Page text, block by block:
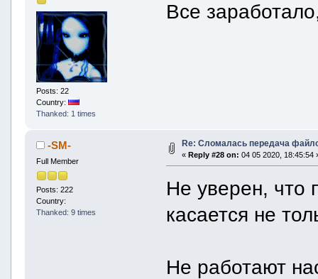
Posts: 22
Country:
Thanked: 1 times
Все
-SM-
Full Member
Posts: 222
Country:
Thanked: 9 times
Re: Сломалась передача
« Reply #28 on: 04 05 2020, 18:45:54
Не уверен, что
касается не
Не работают